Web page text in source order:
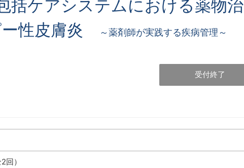
括ケアシステムにおける薬物治
性皮膚炎
～薬剤師が実践する疾病管理～
受付終了
）